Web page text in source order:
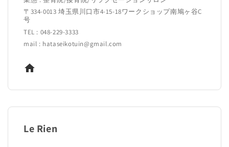
〒334-0013 埼玉県川口市4-15-18ワークショップ南鳩ヶ谷C
号
TEL : 048-229-3333
mail : hataseikotuin@gmail.com
Le Rien